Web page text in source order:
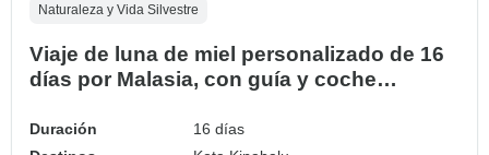
Naturaleza y Vida Silvestre
Viaje de luna de miel personalizado de 16
días por Malasia, con guía y coche
Duración
16 días